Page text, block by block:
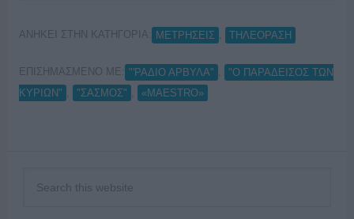
ΑΝΗΚΕΙ ΣΤΗΝ ΚΑΤΗΓΟΡΙΑ: ΜΕΤΡΗΣΕΙΣ ΤΗΛΕΟΡΑΣΗ
ΕΠΙΣΗΜΑΣΜΕΝΟ ΜΕ: "'ΡΑΔΙΟ ΑΡΒΥΛΑ"
"Ο ΠΑΡΑΔΕΙΣΟΣ ΤΩΝ
ΚΥΡΙΩΝ"
"ΣΑΣΜΟΣ" «MAESTRO»